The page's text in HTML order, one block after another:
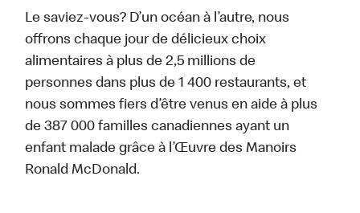
Le saviez-vous? D’un océan à l’autre, nous
offrons chaque jour de délicieux choix
alimentaires à plus de 2,5 millions de
personnes dans plus de 1 400 restaurants, et
nous sommes fiers d’être venus en aide à plus
de 387 000 familles canadiennes ayant un
enfant malade grâce à l’Œuvre des Manoirs
Ronald McDonald.